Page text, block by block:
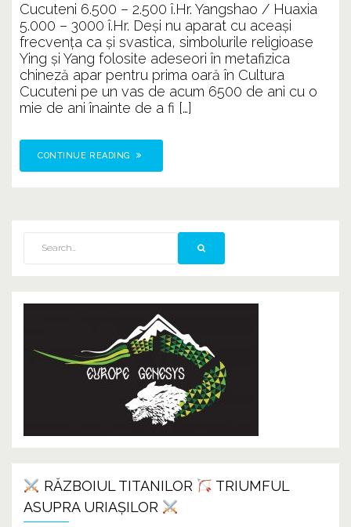
1000
de
ani
înaintea
Civilizației
Chineze.
Cucuteni 6.500 – 2.500 î.Hr. Yangshao / Huaxia
5.000 – 3000 î.Hr. Deși nu aparat cu aceași
frecvența ca și svastica, simbolurile religioase
Ying și Yang folosite adeseori în metafizica
chineză apar pentru prima oară în Cultura
Cucuteni pe un vas de acum 6500 de ani cu o
mie de ani înainte de a fi […]
CONTINUE READING
RĂZBOIUL TITANILOR
TRIUMFUL
ASUPRA URIAȘILOR